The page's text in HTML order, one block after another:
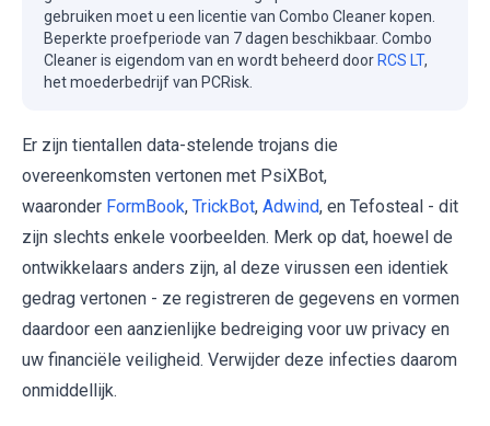
gebruiken moet u een licentie van Combo Cleaner kopen.
Beperkte proefperiode van 7 dagen beschikbaar. Combo
Cleaner is eigendom van en wordt beheerd door RCS LT,
het moederbedrijf van PCRisk.
Er zijn tientallen data-stelende trojans die
overeenkomsten vertonen met PsiXBot,
waaronder FormBook, TrickBot, Adwind, en Tefosteal - dit
zijn slechts enkele voorbeelden. Merk op dat, hoewel de
ontwikkelaars anders zijn, al deze virussen een identiek
gedrag vertonen - ze registreren de gegevens en vormen
daardoor een aanzienlijke bedreiging voor uw privacy en
uw financiële veiligheid. Verwijder deze infecties daarom
onmiddellijk.